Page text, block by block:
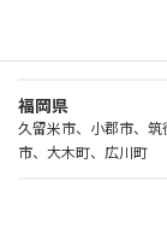
福岡県
久留米市、小郡市、
市、大木町、広川町